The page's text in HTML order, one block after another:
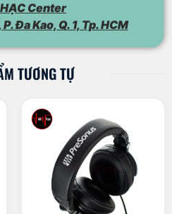
Center
Đa Kao, Q. 1, Tp. HCM
TƯƠNG TỰ